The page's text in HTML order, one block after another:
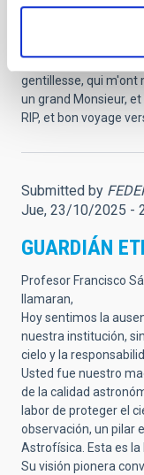
de l'Institut
père, il a passé avec
du pays, à la fin des
Je veux surtout me
gentillesse, qui m'ont
un grand Monsieur,
RIP, et bon voyage
Submitted by
Jue, 23/10/2025 -
GUARDIÁN
Profesor Francisco
llamaran,
Hoy sentimos la
nuestra institución,
cielo y la
Usted fue nuestro
de la calidad
labor de proteger el
observación, un pilar
Astrofísica. Esta es la
Su visión pionera